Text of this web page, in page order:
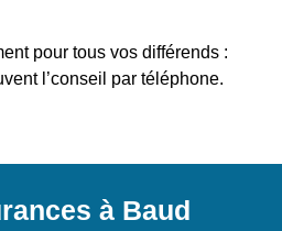
pour tous vos différends :
l’conseil par téléphone.
à Baud